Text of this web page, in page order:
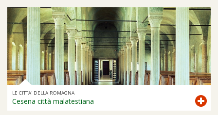
LE CITTA' DELLA ROMAGNA
Cesena città malatestiana